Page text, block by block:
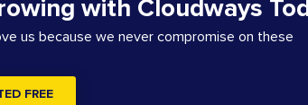
with Cloudways
us because we never compromise on these
FREE